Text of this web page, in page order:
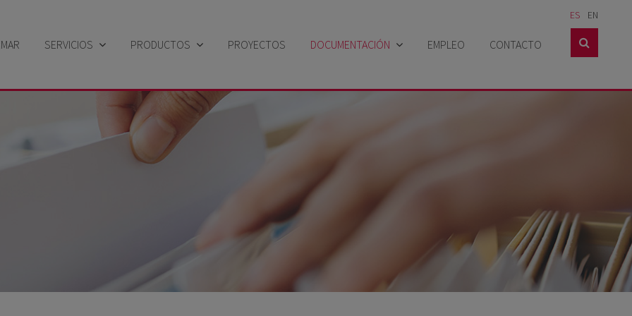
SERVICIOS
Sector industrial
Sector Naval
PRODUCTOS
Búsqueda por solución
Búsqueda por familia de productos
Búsqueda por marca
PROYECTOS DOCUMENTACIÓN
Catálogos
EMPLEO CONTACTO
ES EN
